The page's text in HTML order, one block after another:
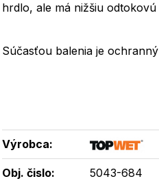
hrdlo, ale má nižšiu
Súčasťou balenia je
Výrobca:
Obj. čislo: 5043-684